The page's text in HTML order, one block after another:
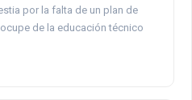
por la falta de un plan de
de la educación técnico